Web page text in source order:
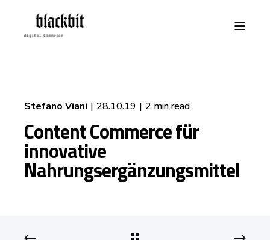
Stefano Viani 28.10.19 2 min read
Content Commerce für
innovative
Nahrungsergänzungsmittel